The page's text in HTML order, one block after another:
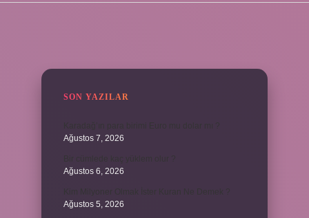
SON YAZILAR
Ağustos 7, 2026
Ağustos 6, 2026
Ağustos 5, 2026